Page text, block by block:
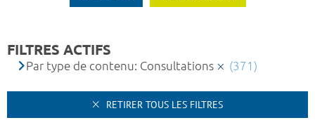
FILTRES ACTIFS
Par type de contenu: Consultations (371)
RETIRER TOUS LES FILTRES